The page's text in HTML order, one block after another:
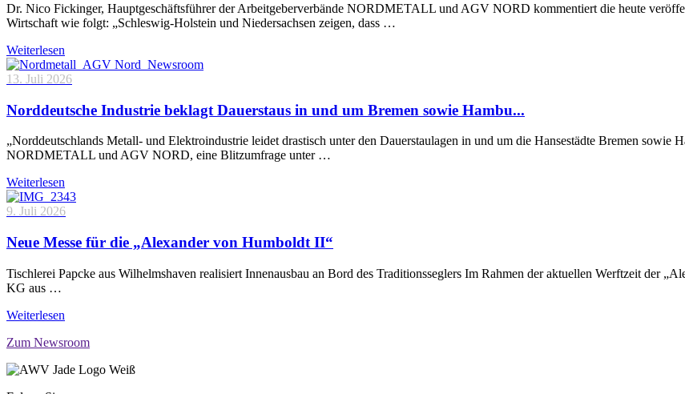
Dr. Nico Fickinger, Hauptgeschäftsführer der Arbeitgeberverbände NORDMETALL und AGV NORD kommentiert die heute
Wirtschaft wie folgt: „Schleswig-Holstein und Niedersachsen zeigen, dass …
Weiterlesen
13. Juli 2026
Norddeutsche Industrie beklagt Dauerstaus in und um Bremen sowie Hambu...
„Norddeutschlands Metall- und Elektroindustrie leidet drastisch unter den Dauerstaulagen in und um die Hansestädte Bremen sowie
NORDMETALL und AGV NORD, eine Blitzumfrage unter …
Weiterlesen
9. Juli 2026
Neue Messe für die „Alexander von Humboldt II“
Tischlerei Papcke aus Wilhelmshaven realisiert Innenausbau an Bord des Traditionsseglers Im Rahmen der aktuellen Werftzeit der
KG aus …
Weiterlesen
Zum Newsroom